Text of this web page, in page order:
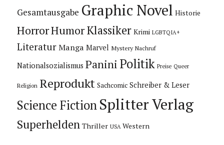
Gesamtausgabe Graphic Novel Historie
HorrorHumorKlassiker Krimi LGBTQIA+
Literatur Manga Marvel Mystery Nachruf
Nationalsozialismus Panini Politik Preise Queer
Religion Reprodukt Sachcomic Schreiber & Leser
Science Fiction Splitter Verlag
Superhelden Thriller USA Western